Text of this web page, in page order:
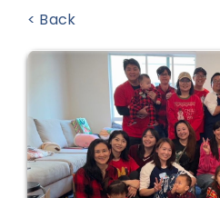
關於我們
多媒體
< Back